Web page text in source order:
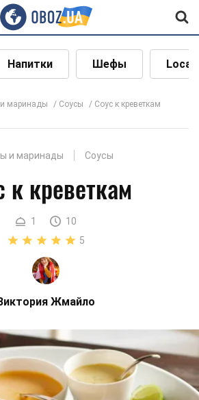
Напитки Шефы Local
маринады Соусы Соус к креветкам
и маринады Соусы
к креветкам
1
10
5
Жмайло